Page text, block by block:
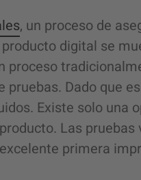
, un proceso de
digital se
proceso
pruebas. Dado que
Existe solo una
Las
primera